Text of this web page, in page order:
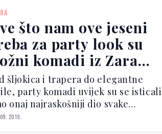
Lish objašnjava kako pronaći
podton, a u...
što nam ove jeseni
za party look su
komadi iz Zara
šljokica i trapera do elegantne
party komadi uvijek su se isticali
onaj najraskošniji dio svake
koji krase neočekivani
2019.